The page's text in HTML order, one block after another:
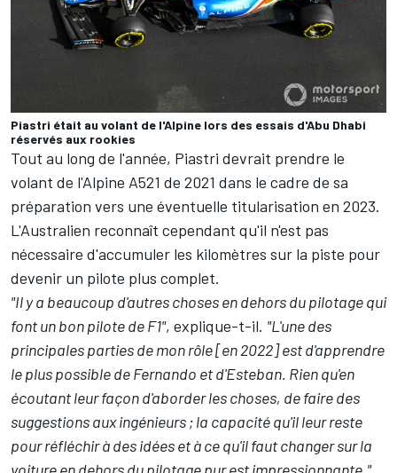
Piastri était au volant de l'Alpine lors des essais d'Abu Dhabi
réservés aux rookies
Tout au long de l'année, Piastri devrait prendre le
volant de l'Alpine A521 de 2021 dans le cadre de sa
préparation vers une éventuelle titularisation en 2023.
L'Australien reconnaît cependant qu'il n'est pas
nécessaire d'accumuler les kilomètres sur la piste pour
devenir un pilote plus complet.
"Il y a beaucoup d'autres choses en dehors du pilotage qui
font un bon pilote de F1", explique-t-il. "L'une des
principales parties de mon rôle [en 2022] est d'apprendre
le plus possible de Fernando et d'Esteban. Rien qu'en
écoutant leur façon d'aborder les choses, de faire des
suggestions aux ingénieurs ; la capacité qu'il leur reste
pour réfléchir à des idées et à ce qu'il faut changer sur la
voiture en dehors du pilotage pur est impressionnante."